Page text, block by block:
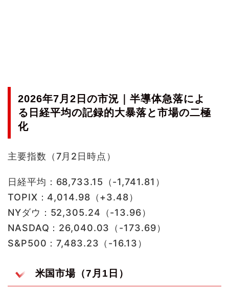
2026年7月2日の市況｜半導体急落によ
る日経平均の記録的大暴落と市場の二極
化
主要指数（7月2日時点）
日経平均：68,733.15（-1,741.81）
TOPIX：4,014.98（+3.48）
NYダウ：52,305.24（-13.96）
NASDAQ：26,040.03（-173.69）
S&P500：7,483.23（-16.13）
米国市場（7月1日）